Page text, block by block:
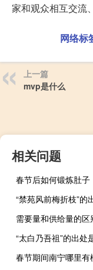
家和观众相互交流
网络标
上一篇
mvp是什么
相关问题
春节后如何锻炼肚子
“禁苑风前梅折枝”的
需要量和供给量的区
“太白乃吾祖”的出处
春节期间南宁哪里有